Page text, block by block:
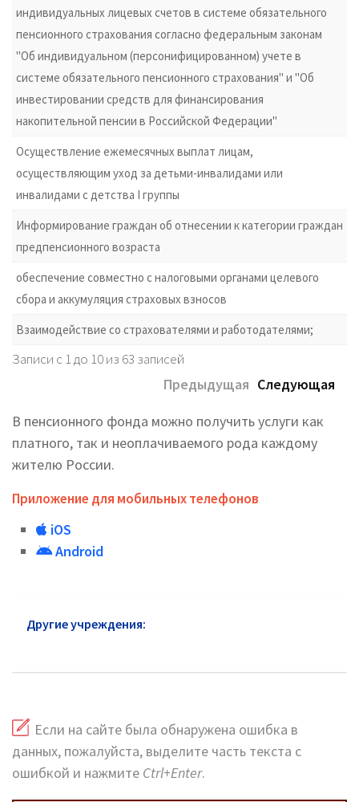
индивидуальных лицевых счетов в системе обязательного
пенсионного страхования согласно федеральным законам
"Об индивидуальном (персонифицированном) учете в
системе обязательного пенсионного страхования" и "Об
инвестировании средств для финансирования
накопительной пенсии в Российской Федерации"
Осуществление ежемесячных выплат лицам,
осуществляющим уход за детьми-инвалидами или
инвалидами с детства I группы
Информирование граждан об отнесении к категории граждан
предпенсионного возраста
обеспечение совместно с налоговыми органами целевого
сбора и аккумуляция страховых взносов
Взаимодействие со страхователями и работодателями;
Записи с 1 до 10 из 63 записей
Предыдущая Следующая
В пенсионного фонда можно получить услуги как
платного, так и неоплачиваемого рода каждому
жителю России.
Приложение для мобильных телефонов
iOS
Android
Другие учреждения:
Если на сайте была обнаружена ошибка в
данных, пожалуйста, выделите часть текста с
ошибкой и нажмите Ctrl+Enter.